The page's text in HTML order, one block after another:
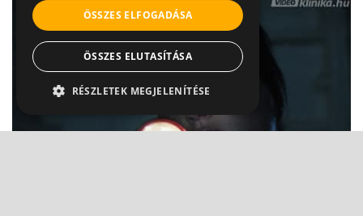
ÖSSZES ELFOGADÁSA
ÖSSZES ELUTASÍTÁSA
RÉSZLETEK MEGJELENÍTÉSE